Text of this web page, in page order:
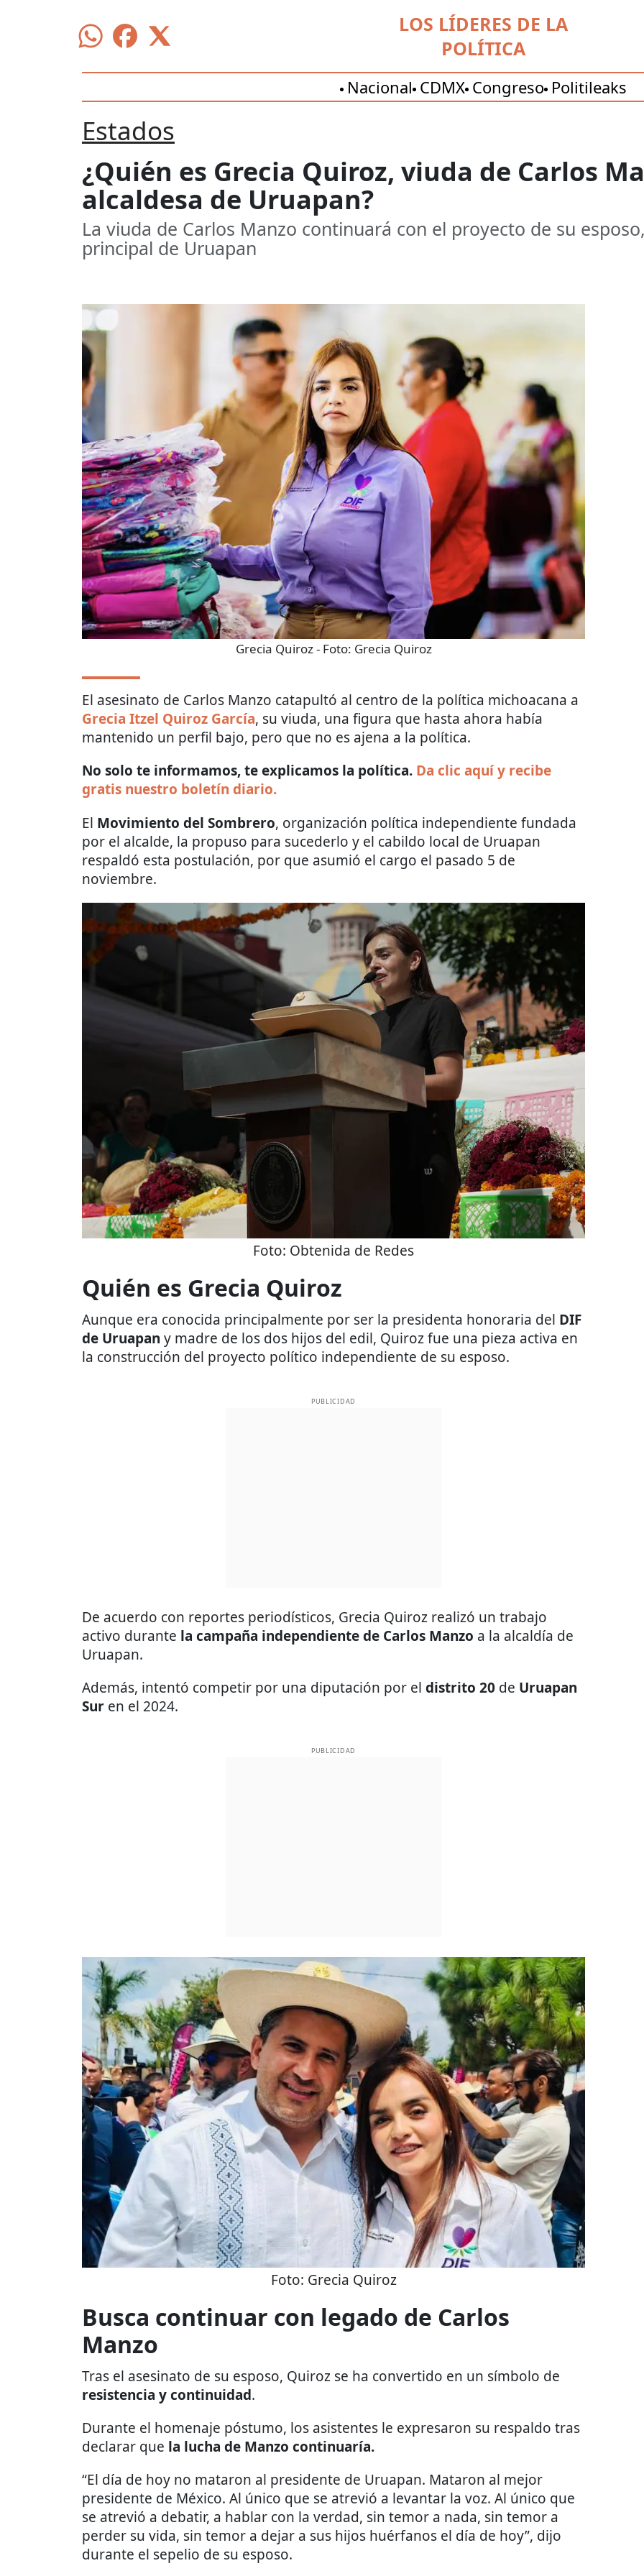
LOS LÍDERES DE LA
POLÍTICA
Nacional CDMX Congreso Politileaks
Estados
¿Quién es Grecia Quiroz, viuda de Carlos
alcaldesa de Uruapan?
La viuda de Carlos Manzo continuará con el proyecto de su
principal de Uruapan
Grecia Quiroz- Foto: Grecia Quiroz
El asesinato de Carlos Manzo catapultó al centro de la política michoacana a
Grecia Itzel Quiroz García, su viuda, una figura que hasta ahora había
mantenido un perfil bajo, pero que no es ajena a la política.
No solo te informamos, te explicamos la política. Da clic aquí y recibe
gratis nuestro boletín diario.
El Movimiento del Sombrero, organización política independiente fundada
por el alcalde, la propuso para sucederlo y el cabildo local de Uruapan
respaldó esta postulación, por que asumió el cargo el pasado 5 de
noviembre.
Foto: Obtenida de Redes
Quién es Grecia Quiroz
Aunque era conocida principalmente por ser la presidenta honoraria del DIF
de Uruapan y madre de los dos hijos del edil, Quiroz fue una pieza activa en
la construcción del proyecto político independiente de su esposo.
PUBLICIDAD
De acuerdo con reportes periodísticos, Grecia Quiroz realizó un trabajo
activo durante la campaña independiente de Carlos Manzo a la alcaldía de
Uruapan.
Además, intentó competir por una diputación por el distrito 20 de Uruapan
Sur en el 2024.
PUBLICIDAD
Foto: Grecia Quiroz
Busca continuar con legado de Carlos
Manzo
Tras el asesinato de su esposo, Quiroz se ha convertido en un símbolo de
resistencia y continuidad.
Durante el homenaje póstumo, los asistentes le expresaron su respaldo tras
declarar que la lucha de Manzo continuaría.
“El día de hoy no mataron al presidente de Uruapan. Mataron al mejor
presidente de México. Al único que se atrevió a levantar la voz. Al único que
se atrevió a debatir, a hablar con la verdad, sin temor a nada, sin temor a
perder su vida, sin temor a dejar a sus hijos huérfanos el día de hoy”, dijo
durante el sepelio de su esposo.